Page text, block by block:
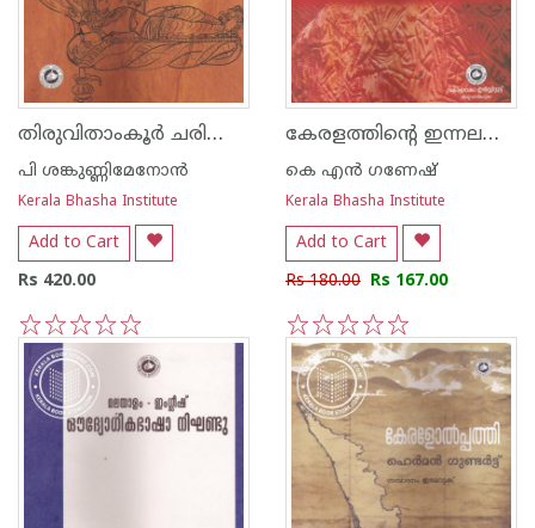
തിരുവിതാംകൂര്‍ ചരിത്രം - പി ശങ്കുണ്ണി മേനോന്‍
പി ശങ്കുണ്ണിമേനോന്‍
Kerala Bhasha Institute
Add to Cart
Rs 420.00
5
4
3
2
1
കേരളത്തിന്റെ ഇന്നലകള്‍
കെ എന്‍ ഗണേഷ്
Kerala Bhasha Institute
Add to Cart
Rs 180.00 Rs 167.00
5
4
3
2
1